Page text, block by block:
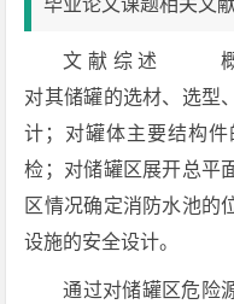
毕业论文课题相关文
文 献 综 述 概
对其储罐的选材、选型
计；对罐体主要结构
检；对储罐区展开总平
区情况确定消防水池的
设施的安全设计。
通过对储罐区危险